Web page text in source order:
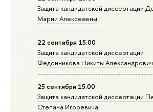
Защита кандидатской диссертации
Марии Алексеевны
22 сентября 15:00
Защита кандидатской диссертации
Федонникова Никиты
25 сентября 15:00
Защита кандидатской диссертации
Степана Игоревича